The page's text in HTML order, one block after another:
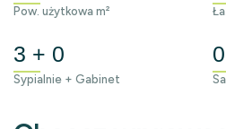
Pow. użytkowa m²
3 + 0
Sypialnie + Gabinet
0